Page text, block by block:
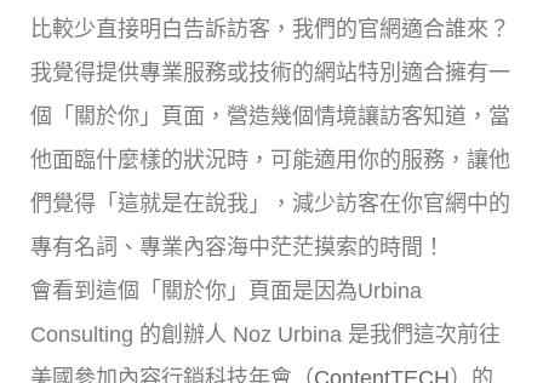
比較少直接明白告訴訪客，我們的官網適合誰來？
我覺得提供專業服務或技術的網站特別適合擁有一
個「關於你」頁面，營造幾個情境讓訪客知道，當
他面臨什麼樣的狀況時，可能適用你的服務，讓他
們覺得「這就是在說我」，減少訪客在你官網中的
專有名詞、專業內容海中茫茫摸索的時間！
會看到這個「關於你」頁面是因為Urbina
Consulting 的創辦人 Noz Urbina 是我們這次前往
美國參加內容行銷科技年會（ContentTECH）的